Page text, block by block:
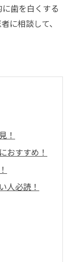
歯を白くする
に相談して、
！
おすすめ！
人必読！